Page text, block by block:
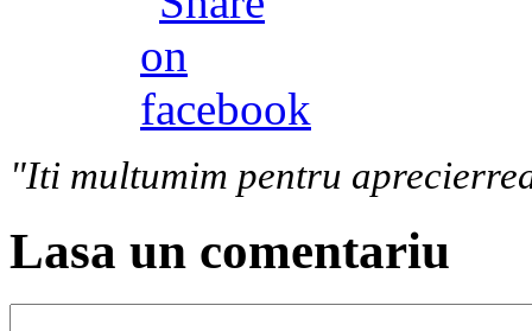
"Iti multumim pentru
Lasa un comentariu